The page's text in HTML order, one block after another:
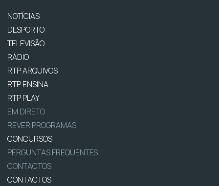
NOTÍCIAS
DESPORTO
TELEVISÃO
RÁDIO
RTP ARQUIVOS
RTP ENSINA
RTP PLAY
EM DIRETO
REVER PROGRAMAS
CONCURSOS
PERGUNTAS FREQUENTES
CONTACTOS
CONTACTOS